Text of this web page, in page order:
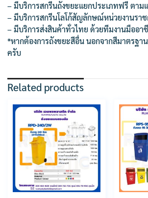
– มีบริการสกรีนถังขยะแยกประเภทฟรี ตาม
– มีบริการสกรีนโลโก้สัญลักษณ์หน่วยงานราช
– มีบริการส่งสินค้าทั่วไทย ด้วยทีมงานมืออา
*หากต้องการถังขยะสีอื่น นอกจากสีมาตรฐา
ครับ
Related products